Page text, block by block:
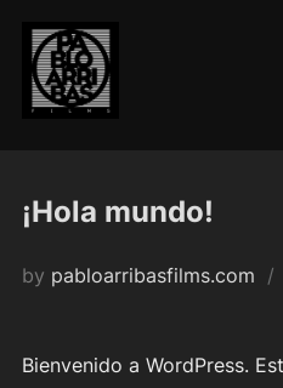
content
¡Hola mundo!
by pabloarribasfilms.com
Bienvenido a WordPress.